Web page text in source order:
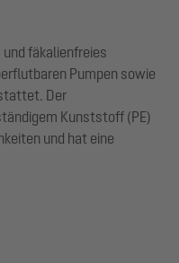
fäkalienfreies
Pumpen sowie
Der
Kunststoff (PE)
und hat eine